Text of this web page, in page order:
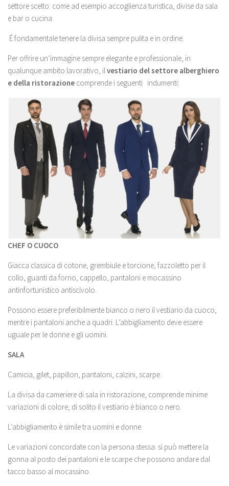
settore scelto: come ad esempio accoglienza turistica, divise da sala
e bar o cucina.
É fondamentale tenere la divisa sempre pulita e in ordine.
Per offrire un’immagine sempre elegante e professionale, in
qualunque ambito lavorativo, il vestiario del settore alberghiero
e della ristorazione comprende i seguenti indumenti:
CHEF O CUOCO
Giacca classica di cotone, grembiule e torcione, fazzoletto per il
collo, guanti da forno, cappello, pantaloni e mocassino
antinfortunistico antiscivolo.
Possono essere preferibilmente bianco o nero il vestiario da cuoco,
mentre i pantaloni anche a quadri. L’abbigliamento deve essere
uguale per le donne e gli uomini.
SALA
Camicia, gilet, papillon, pantaloni, calzini, scarpe.
La divisa da cameriere di sala in ristorazione, comprende minime
variazioni di colore, di solito il vestiario è bianco o nero.
L’abbigliamento è simile tra uomini e donne.
Le variazioni concordate con la persona stessa: si può mettere la
gonna al posto dei pantaloni e le scarpe che possono andare dal
tacco basso al mocassino.